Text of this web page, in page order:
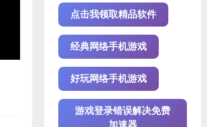
点击我领取精品软件
经典网络手机游戏
好玩网络手机游戏
游戏登录错误解决免费
加速器